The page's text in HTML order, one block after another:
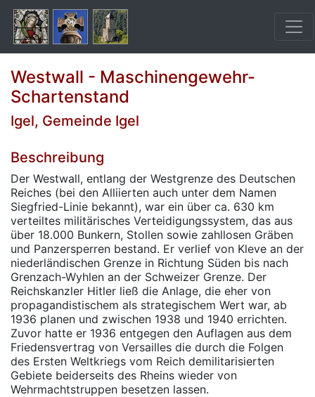
Westwall - Maschinengewehr-
Schartenstand
Igel, Gemeinde Igel
Beschreibung
Der Westwall, entlang der Westgrenze des Deutschen
Reiches (bei den Alliierten auch unter dem Namen
Siegfried-Linie bekannt), war ein über ca. 630 km
verteiltes militärisches Verteidigungssystem, das aus
über 18.000 Bunkern, Stollen sowie zahllosen Gräben
und Panzersperren bestand. Er verlief von Kleve an der
niederländischen Grenze in Richtung Süden bis nach
Grenzach-Wyhlen an der Schweizer Grenze. Der
Reichskanzler Hitler ließ die Anlage, die eher von
propagandistischem als strategischem Wert war, ab
1936 planen und zwischen 1938 und 1940 errichten.
Zuvor hatte er 1936 entgegen den Auflagen aus dem
Friedensvertrag von Versailles die durch die Folgen
des Ersten Weltkriegs vom Reich demilitarisierten
Gebiete beiderseits des Rheins wieder von
Wehrmachtstruppen besetzen lassen.